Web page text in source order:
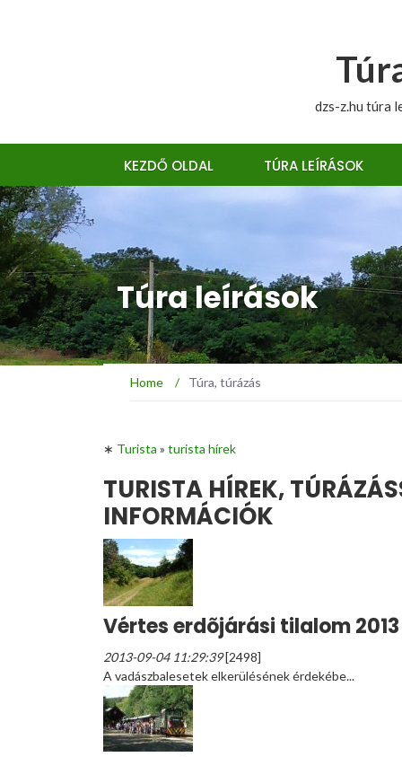
dzs-z.hu túra
KEZDŐ OLDAL TÚRA LEÍRÁSOK
Túra leírások
Home / Túra, túrázás
∗ Turista » turista hírek
TURISTA HÍREK,
INFORMÁCIÓK
Vértes erdõjárási tilalom
2013-09-04 11:29:39[2498]
A vadászbalesetek elkerülésének érdekébe...